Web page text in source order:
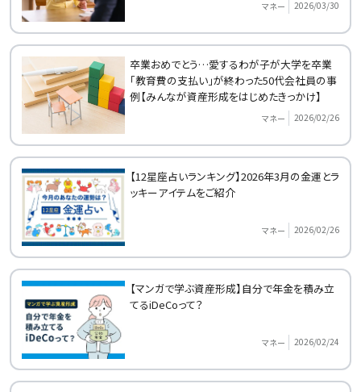
マネー 2026/03/30
卒業おめでとう…愛するわが子が大学を卒業
「教育費の支払い」が終わった50代会社員の事
例【みんなが資産形成をはじめたきっかけ】
マネー 2026/02/26
【12星座占いランキング】2026年3月の金運とラ
ッキーアイテムをご紹介
マネー 2026/02/26
【マンガで学ぶ資産形成】自分で年金を積み立
てるiDeCoって？
マネー 2026/02/24